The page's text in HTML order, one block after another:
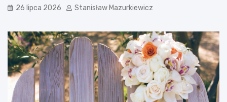
26 lipca 2026 Stanisław Mazurkiewicz